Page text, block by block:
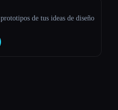
de tus ideas de diseño